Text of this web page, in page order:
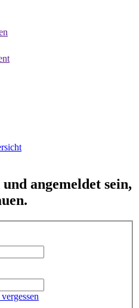
angemeldet sein,